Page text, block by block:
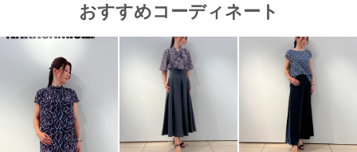
おすすめコーディネート